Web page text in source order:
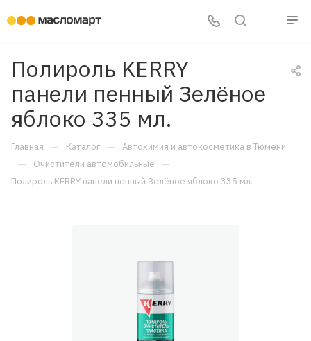
Полироль KERRY
панели пенный Зелёное
яблоко 335 мл.
Главная — Каталог — Автохимия и автокосметика в Тюмени
— Очистители автомобильные —
Полироль KERRY панели пенный Зелёное яблоко 335 мл.